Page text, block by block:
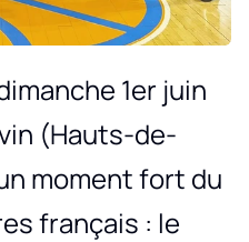
1er juin
(Hauts-de-
moment fort du
français : le